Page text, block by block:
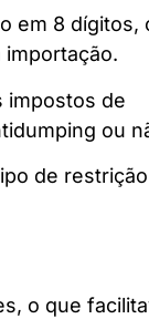
em 8 dígitos,
impostos de
ou
de
o que